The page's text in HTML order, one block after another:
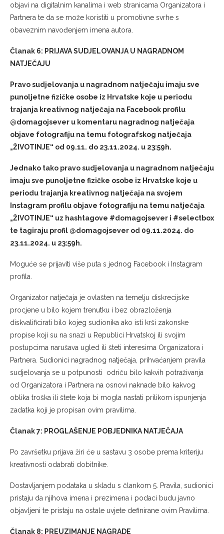
objavi na digitalnim kanalima i web stranicama Organizatora i
Partnera te da se može koristiti u promotivne svrhe s
obaveznim navođenjem imena autora.
Članak 6: PRIJAVA SUDJELOVANJA U NAGRADNOM
NATJEČAJU
Pravo sudjelovanja u nagradnom natječaju imaju sve
punoljetne fizičke osobe iz Hrvatske koje u periodu
trajanja kreativnog natječaja na Facebook profilu
@domagojsever u komentaru nagradnog natječaja
objave fotografiju na temu fotografskog natječaja
„ŽIVOTINJE“ od 09.11. do 23.11.2024. u 23:59h.
Jednako tako pravo sudjelovanja u nagradnom natječaju
imaju sve punoljetne fizičke osobe iz Hrvatske koje u
periodu trajanja kreativnog natječaja na svojem
Instagram profilu objave fotografiju na temu natječaja
„ŽIVOTINJE“ uz hashtagove #domagojsever i #selectbox
te tagiraju profil @domagojsever od 09.11.2024. do
23.11.2024. u 23:59h.
Moguće se prijaviti više puta s jednog Facebook i Instagram
profila.
Organizator natječaja je ovlašten na temelju diskrecijske
procjene u bilo kojem trenutku i bez obrazloženja
diskvalificirati bilo kojeg sudionika ako isti krši zakonske
propise koji su na snazi u Republici Hrvatskoj ili svojim
postupcima narušava ugled ili šteti interesima Organizatora i
Partnera. Sudionici nagradnog natječaja, prihvaćanjem pravila
sudjelovanja se u potpunosti odriču bilo kakvih potraživanja
od Organizatora i Partnera na osnovi naknade bilo kakvog
oblika troška ili štete koja bi mogla nastati prilikom ispunjenja
zadatka koji je propisan ovim pravilima.
Članak 7: PROGLAŠENJE POBJEDNIKA NATJEČAJA
Po završetku prijava žiri će u sastavu 3 osobe prema kriteriju
kreativnosti odabrati dobitnike.
Dostavljanjem podataka u skladu s člankom 5. Pravila, sudionici
pristaju da njihova imena i prezimena i podaci budu javno
objavljeni te pristaju na ostale uvjete definirane ovim Pravilima.
Članak 8: PREUZIMANJE NAGRADE